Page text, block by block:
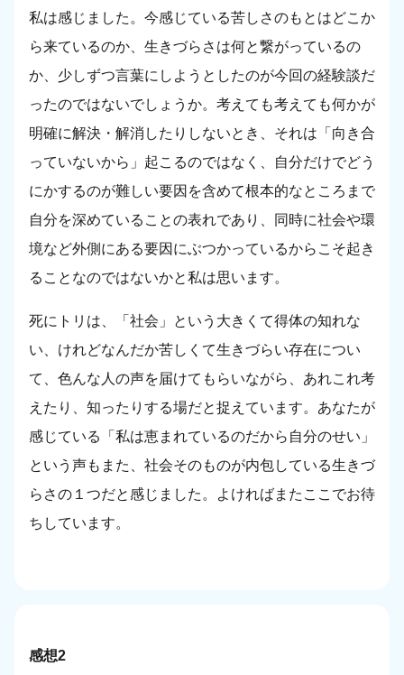
私は感じました。今感じている苦しさのもとはどこか
ら来ているのか、生きづらさは何と繋がっているの
か、少しずつ言葉にしようとしたのが今回の経験談だ
ったのではないでしょうか。考えても考えても何かが
明確に解決・解消したりしないとき、それは「向き合
っていないから」起こるのではなく、自分だけでどう
にかするのが難しい要因を含めて根本的なところまで
自分を深めていることの表れであり、同時に社会や環
境など外側にある要因にぶつかっているからこそ起き
ることなのではないかと私は思います。
死にトリは、「社会」という大きくて得体の知れな
い、けれどなんだか苦しくて生きづらい存在につい
て、色んな人の声を届けてもらいながら、あれこれ考
えたり、知ったりする場だと捉えています。あなたが
感じている「私は恵まれているのだから自分のせい」
という声もまた、社会そのものが内包している生きづ
らさの１つだと感じました。よければまたここでお待
ちしています。
感想2